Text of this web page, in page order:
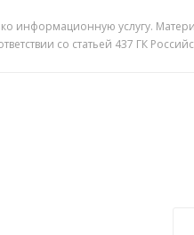
информационную услугу.
со статьей 437 ГК